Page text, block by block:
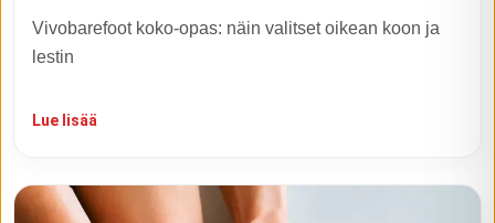
Vivobarefoot koko-opas: näin valitset oikean koon ja
lestin
Lue lisää